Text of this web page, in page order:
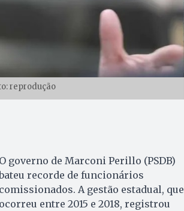
reprodução
O governo de Marconi Perillo (PSDB)
recorde de funcionários
comissionados. A gestão estadual, que
ocorreu entre 2015 e 2018, registrou